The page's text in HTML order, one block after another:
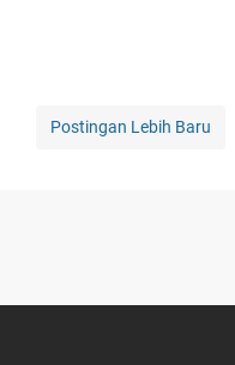
Postingan Lebih Baru